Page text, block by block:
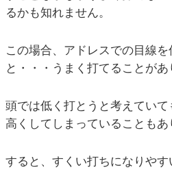
るかも知れません。
この場合、アドレスでの目線
と・・・うまく打てることがあ
頭では低く打とうと考えてい
高くしてしまっていることもあ
すると、すくい打ちになりや